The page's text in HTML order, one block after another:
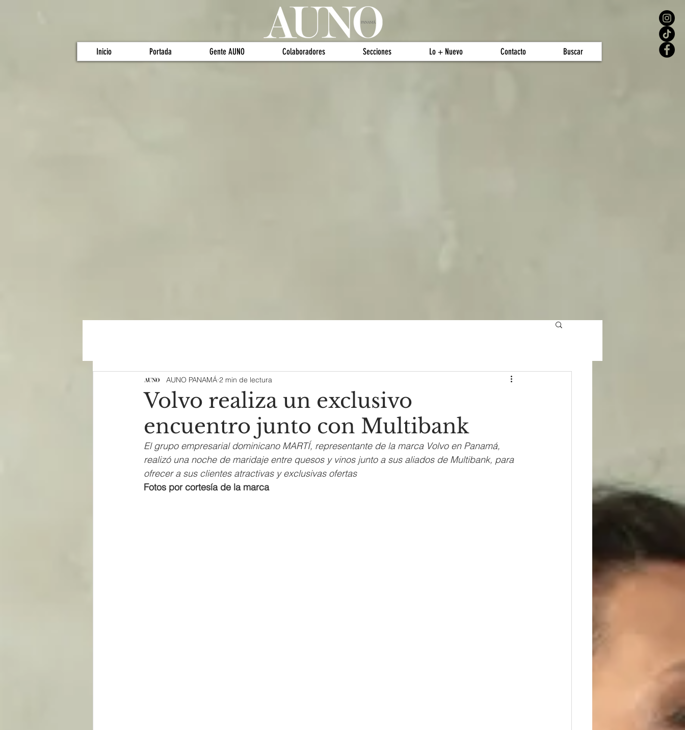
Inicio Portada Gente AUNO Colaboradores Secciones Lo + Nuevo Contacto Buscar
Volvo realiza un exclusivo
encuentro junto con Multibank
AUNO PANAMÁ 2 min de lectura
El grupo empresarial dominicano MARTÍ, representante de la marca Volvo en Panamá,
realizó una noche de maridaje entre quesos y vinos junto a sus aliados de Multibank, para
ofrecer a sus clientes atractivas y exclusivas ofertas
Fotos por cortesía de la marca